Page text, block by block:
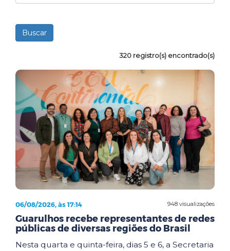
320 registro(s) encontrado(s)
948 visualizações
06/08/2026, às 17:14
Guarulhos recebe representantes de redes
públicas de diversas regiões do Brasil
Nesta quarta e quinta-feira, dias 5 e 6, a Secretaria